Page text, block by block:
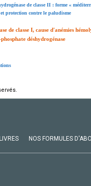
de classe II : forme «
protection contre le paludisme
de classe I, cause d'anémies
déshydrogénase
LIVRES NOS FORMULES